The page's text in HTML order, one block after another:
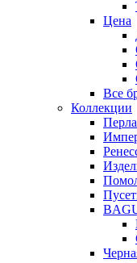
Цена
Все
Коллекции